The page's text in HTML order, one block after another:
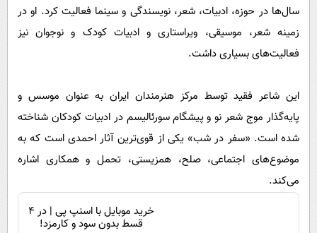
محیط زیست
بین الملل
اجتماعی
سال‌ها در حوزه، ادبیات، شعر، نویسندگی و سینما فعالیت کرد. او در
زمینه شعر، موسیقی، ویراستاری و ادبیات کودک و نوجوان نیز
فعالیت‌های بسیاری داشت.
این شاعر فقید توسط مرکز هنرمندان ایران به عنوان موسس و
پایه‌گذار موج شعر نو و پیشگام سورئالیسم در ادبیات کودکان شناخته
شده است. «سفر در شب» یکی از قوی‌ترین آثار احمدی است که به
موضوع‌های اجتماعی، صلح، همزیستی، تحمل و همکاری اشاره
می‌کند.
خرید موبایل با اسنپ پی | در ۴
قسط بدون سود و کارمزد!